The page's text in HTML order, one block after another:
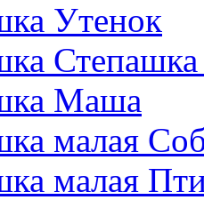
Утенок
Степашка
Маша
малая
малая